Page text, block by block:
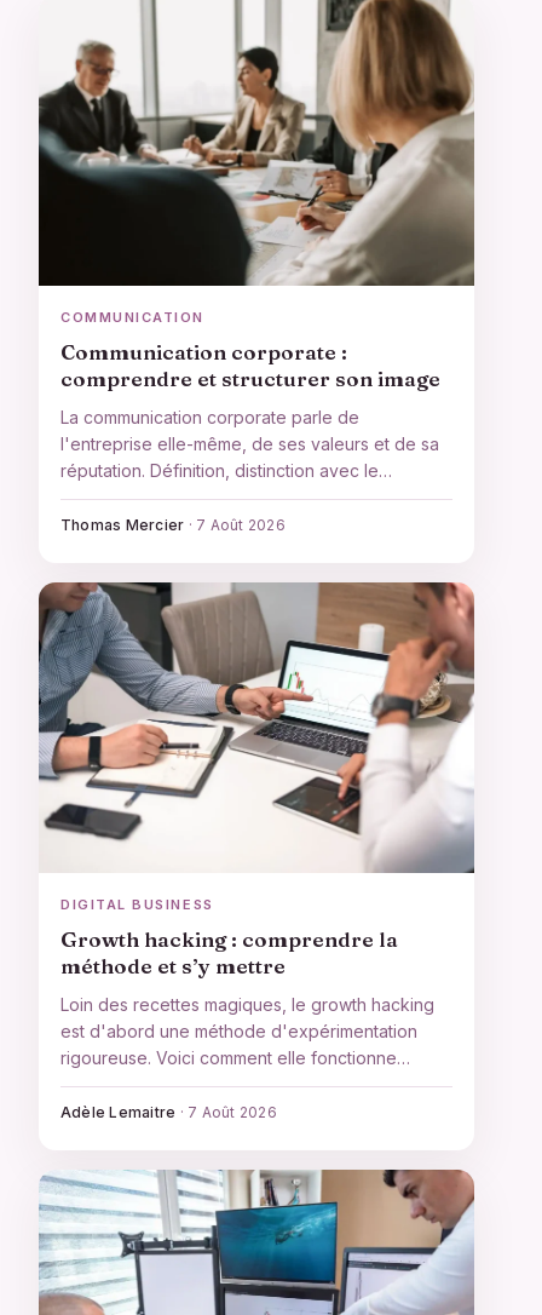
COMMUNICATION
Communication corporate :
comprendre et structurer son image
La communication corporate parle de
l'entreprise elle-même, de ses valeurs et de sa
réputation. Définition, distinction avec le
marketing et méthode en étapes pour bâtir une
stratégie cohérente.
Thomas Mercier · 7 Août 2026
DIGITAL BUSINESS
Growth hacking : comprendre la
méthode et s’y mettre
Loin des recettes magiques, le growth hacking
est d'abord une méthode d'expérimentation
rigoureuse. Voici comment elle fonctionne
vraiment, le cadre AARRR sur lequel elle repose
et comment lancer vos premiers tests sans se
Adèle Lemaitre · 7 Août 2026